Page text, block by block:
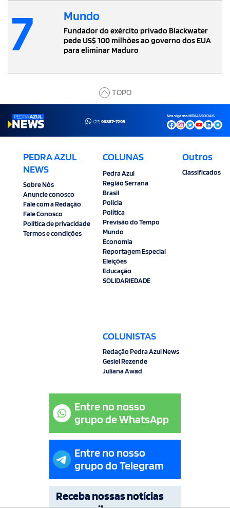
7 Mundo
Fundador do exército privado Blackwater
pede US$ 100 milhões ao governo dos EUA
para eliminar Maduro
TOPO
(27)99887-7295
Nos siga nas MÍDIAS SOCIAIS
PEDRA AZUL
NEWS
Sobre Nós
Anuncie conosco
Fale com a Redação
Fale Conosco
Politica de privacidade
Termos e condições
COLUNAS
Pedra Azul
Região Serrana
Brasil
Polícia
Política
Previsão do Tempo
Mundo
Economia
Reportagem Especial
Eleições
Educação
SOLIDARIEDADE
COLUNISTAS
Redação Pedra Azul News
Gesiel Rezende
Juliana Awad
Outros
Classificados
Entre no nosso
grupo de WhatsApp
Entre no nosso
grupo do Telegram
Receba nossas notícias